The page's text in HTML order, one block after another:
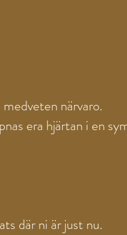
närvaro.
era hjärtan i en
där ni är just nu.